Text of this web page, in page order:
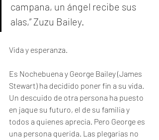
campana, un ángel recibe sus
alas,” Zuzu Bailey.
Vida y esperanza.
Es Nochebuena y George Bailey (James
Stewart) ha decidido poner fin a su vida.
Un descuido de otra persona ha puesto
en jaque su futuro, el de su familia y
todos a quienes aprecia. Pero George es
una persona querida. Las plegarias no